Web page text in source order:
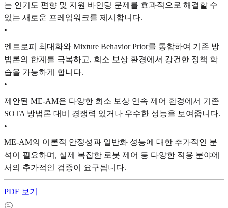
는 인기도 편향 및 지원 바인딩 문제를 효과적으로 해결할 수
있는 새로운 프레임워크를 제시합니다.
•
엔트로피 최대화와 Mixture Behavior Prior를 통합하여 기존 방
법론의 한계를 극복하고, 희소 보상 환경에서 강건한 정책 학
습을 가능하게 합니다.
•
제안된 ME-AM은 다양한 희소 보상 연속 제어 환경에서 기존
SOTA 방법론 대비 경쟁력 있거나 우수한 성능을 보여줍니다.
•
ME-AM의 이론적 안정성과 일반화 성능에 대한 추가적인 분
석이 필요하며, 실제 복잡한 로봇 제어 등 다양한 적용 분야에
서의 추가적인 검증이 요구됩니다.
PDF 보기